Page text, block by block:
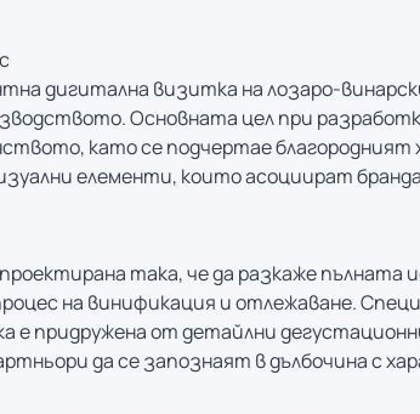
дигитална визитка на лозаро-
Основната цел при
като се подчертае благородният
елементи, които асоциират
така, че да разкаже пълната
на винификация и отлежаване.
е придружена от детайлни
да се запознаят в дълбочина с